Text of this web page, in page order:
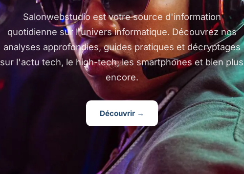
Salonwebstudio est votre source d'information
quotidienne sur l'univers informatique. Découvrez nos
analyses approfondies, guides pratiques et décryptages
sur l'actu tech, le high-tech, les smartphones et bien plus
encore.
Découvrir →